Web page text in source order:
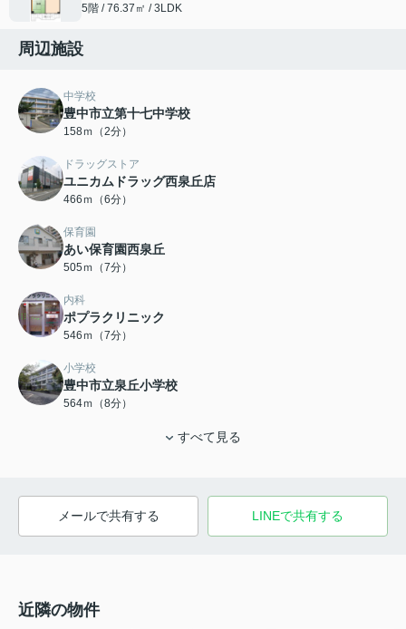
5階 / 76.37㎡ / 3LDK
周辺施設
中学校
豊中市立第十七中学校
158ｍ（2分）
ドラッグストア
ユニカムドラッグ西泉丘店
466ｍ（6分）
保育園
あい保育園西泉丘
505ｍ（7分）
内科
ポプラクリニック
546ｍ（7分）
小学校
豊中市立泉丘小学校
564ｍ（8分）
すべて見る
メールで共有する LINEで共有する
近隣の物件